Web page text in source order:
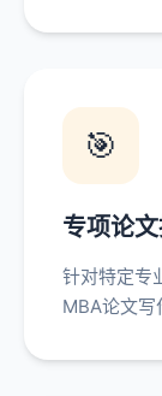
🎯
专项论
针对特定专
MBA论文写